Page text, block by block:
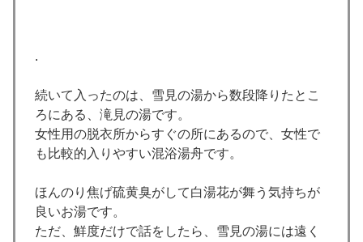
.
続いて入ったのは、雪見の湯から数段降りたとこ
ろにある、滝見の湯です。
女性用の脱衣所からすぐの所にあるので、女性で
も比較的入りやすい混浴湯舟です。
ほんのり焦げ硫黄臭がして白湯花が舞う気持ちが
良いお湯です。
ただ、鮮度だけで話をしたら、雪見の湯には遠く